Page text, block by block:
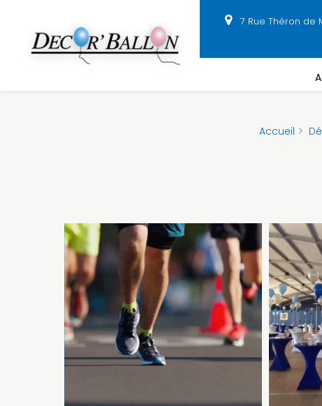
7 Rue Théron de
Accueil